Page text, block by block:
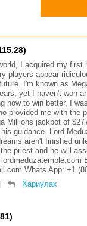
I acquired my first
players appear
I'm known as
yet I haven't won
how to win better, I
provided me with the
Millions jackpot of
guidance. Lord
aren't finished
priest and he will
Whats App: +1
Хариулах